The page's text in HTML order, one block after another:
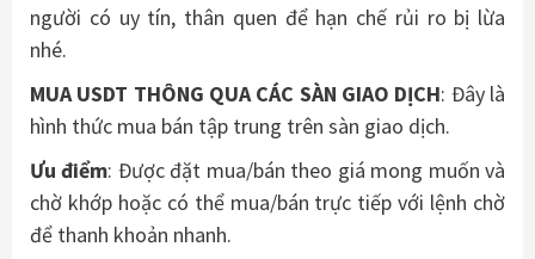
người có uy tín, thân quen để hạn chế rủi ro bị lừa
nhé.
MUA USDT THÔNG QUA CÁC SÀN GIAO DỊCH: Đây là
hình thức mua bán tập trung trên sàn giao dịch.
Ưu điểm: Được đặt mua/bán theo giá mong muốn và
chờ khớp hoặc có thể mua/bán trực tiếp với lệnh chờ
để thanh khoản nhanh.